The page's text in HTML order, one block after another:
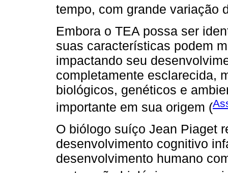
tempo, com grande variação
Embora o TEA possa ser
suas características podem
impactando seu
completamente esclarecida,
biológicos, genéticos e
importante em sua origem (
O biólogo suíço Jean Piaget
desenvolvimento cognitivo
desenvolvimento humano